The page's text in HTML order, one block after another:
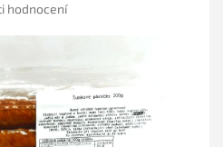
hodnocení